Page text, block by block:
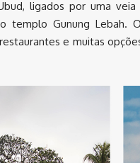
ligados por uma
templo Gunung
e muitas